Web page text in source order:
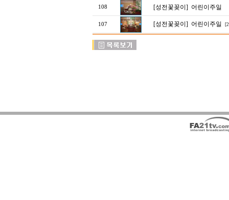
108 [성전꽃꽂이] 어린이주일
107 [성전꽃꽂이] 어린이주일